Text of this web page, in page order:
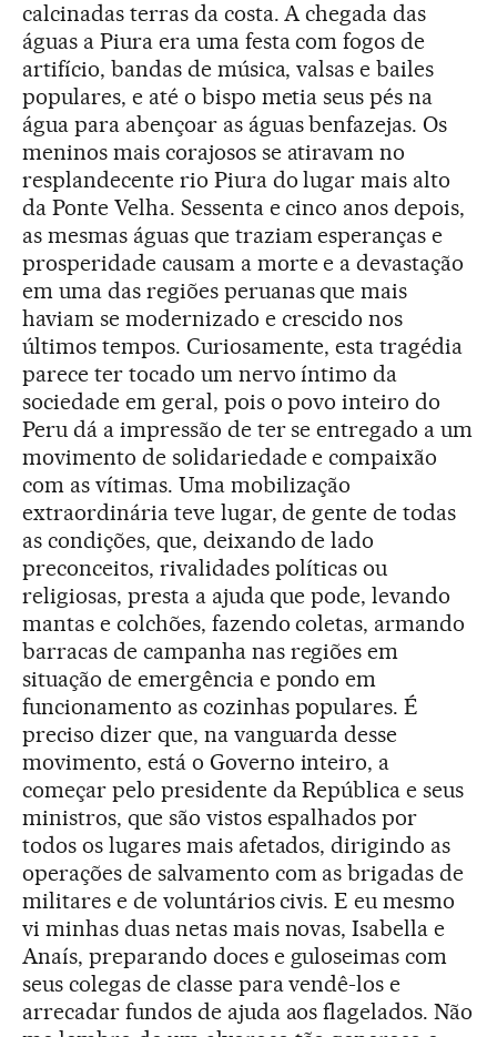
calcinadas terras da costa. A chegada das
águas a Piura era uma festa com fogos de
artifício, bandas de música, valsas e bailes
populares, e até o bispo metia seus pés na
água para abençoar as águas benfazejas. Os
meninos mais corajosos se atiravam no
resplandecente rio Piura do lugar mais alto
da Ponte Velha. Sessenta e cinco anos depois,
as mesmas águas que traziam esperanças e
prosperidade causam a morte e a devastação
em uma das regiões peruanas que mais
haviam se modernizado e crescido nos
últimos tempos. Curiosamente, esta tragédia
parece ter tocado um nervo íntimo da
sociedade em geral, pois o povo inteiro do
Peru dá a impressão de ter se entregado a um
movimento de solidariedade e compaixão
com as vítimas. Uma mobilização
extraordinária teve lugar, de gente de todas
as condições, que, deixando de lado
preconceitos, rivalidades políticas ou
religiosas, presta a ajuda que pode, levando
mantas e colchões, fazendo coletas, armando
barracas de campanha nas regiões em
situação de emergência e pondo em
funcionamento as cozinhas populares. É
preciso dizer que, na vanguarda desse
movimento, está o Governo inteiro, a
começar pelo presidente da República e seus
ministros, que são vistos espalhados por
todos os lugares mais afetados, dirigindo as
operações de salvamento com as brigadas de
militares e de voluntários civis. E eu mesmo
vi minhas duas netas mais novas, Isabella e
Anaís, preparando doces e guloseimas com
seus colegas de classe para vendê-los e
arrecadar fundos de ajuda aos flagelados. Não